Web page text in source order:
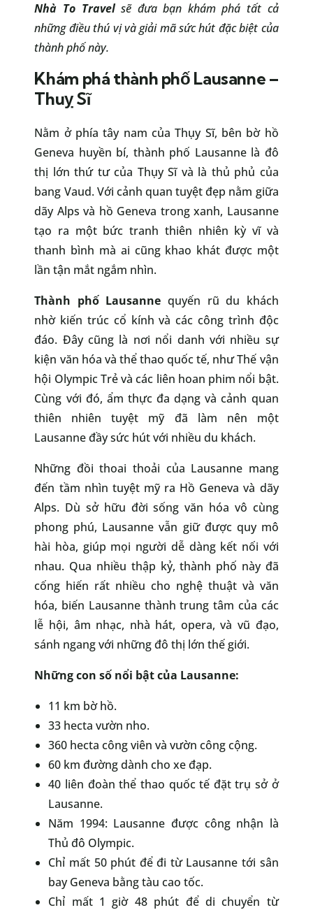
Nhà To Travelsẽ đưa bạn khám phá tất cả
những điều thú vị và giải mã sức hút đặc biệt của
thành phố này.
Khám phá thành phố Lausanne –
Thuỵ Sĩ
Nằm ở phía tây nam của Thụy Sĩ, bên bờ hồ
Geneva huyền bí, thành phố Lausanne là đô
thị lớn thứ tư của Thụy Sĩ và là thủ phủ của
bang Vaud. Với cảnh quan tuyệt đẹp nằm giữa
dãy Alps và hồ Geneva trong xanh, Lausanne
tạo ra một bức tranh thiên nhiên kỳ vĩ và
thanh bình mà ai cũng khao khát được một
lần tận mắt ngắm nhìn.
Thành phố Lausanne quyến rũ du khách
nhờ kiến trúc cổ kính và các công trình độc
đáo. Đây cũng là nơi nổi danh với nhiều sự
kiện văn hóa và thể thao quốc tế, như Thế vận
hội Olympic Trẻ và các liên hoan phim nổi bật.
Cùng với đó, ẩm thực đa dạng và cảnh quan
thiên nhiên tuyệt mỹ đã làm nên một
Lausanne đầy sức hút với nhiều du khách.
Những đồi thoai thoải của Lausanne mang
đến tầm nhìn tuyệt mỹ ra Hồ Geneva và dãy
Alps. Dù sở hữu đời sống văn hóa vô cùng
phong phú, Lausanne vẫn giữ được quy mô
hài hòa, giúp mọi người dễ dàng kết nối với
nhau. Qua nhiều thập kỷ, thành phố này đã
cống hiến rất nhiều cho nghệ thuật và văn
hóa, biến Lausanne thành trung tâm của các
lễ hội, âm nhạc, nhà hát, opera, và vũ đạo,
sánh ngang với những đô thị lớn thế giới.
Những con số nổi bật của Lausanne:
11 km bờ hồ.
33 hecta vườn nho.
360 hecta công viên và vườn công cộng.
60 km đường dành cho xe đạp.
40 liên đoàn thể thao quốc tế đặt trụ sở ở
Lausanne.
Năm 1994: Lausanne được công nhận là
Thủ đô Olympic.
Chỉ mất 50 phút để đi từ Lausanne tới sân
bay Geneva bằng tàu cao tốc.
Chỉ mất 1 giờ 48 phút để di chuyển từ